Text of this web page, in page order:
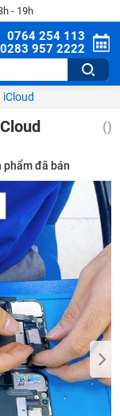
- 19h
0764 254 113
0283 957 2222
()
đã bán